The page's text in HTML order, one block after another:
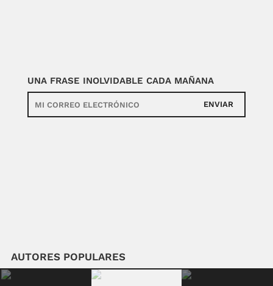
UNA FRASE INOLVIDABLE CADA MAÑANA
ENVIAR
AUTORES POPULARES